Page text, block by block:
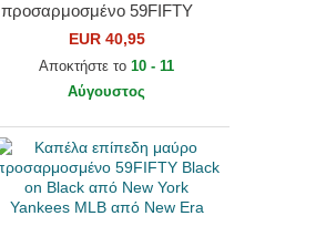
προσαρμοσμένο 59FIFTY
Authentic On Field Game
από Los Angeles Dodgers
MLB από...
EUR 40,95
Αποκτήστε το10 - 11
Αύγουστος